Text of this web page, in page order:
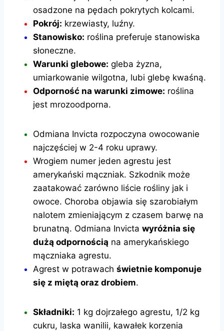
osadzone na pędach pokrytych kolcami.
Pokrój: krzewiasty, luźny.
Stanowisko: roślina preferuje stanowiska
słoneczne.
Warunki glebowe: gleba żyzna,
umiarkowanie wilgotna, lubi glebę kwaśną.
Odporność na warunki zimowe: roślina
jest mrozoodporna.
Odmiana Invicta rozpoczyna owocowanie
najczęściej w 2-4 roku uprawy.
Wrogiem numer jeden agrestu jest
amerykański mączniak. Szkodnik może
zaatakować zarówno liście rośliny jak i
owoce. Choroba objawia się szarobiałym
nalotem zmieniającym z czasem barwę na
brunatną. Odmiana Invicta wyróżnia się
dużą odpornością na amerykańskiego
mączniaka agrestu.
Agrest w potrawach świetnie komponuje
się z miętą oraz drobiem.
Składniki: 1 kg dojrzałego agrestu, 1/2 kg
cukru, laska wanilii, kawałek korzenia